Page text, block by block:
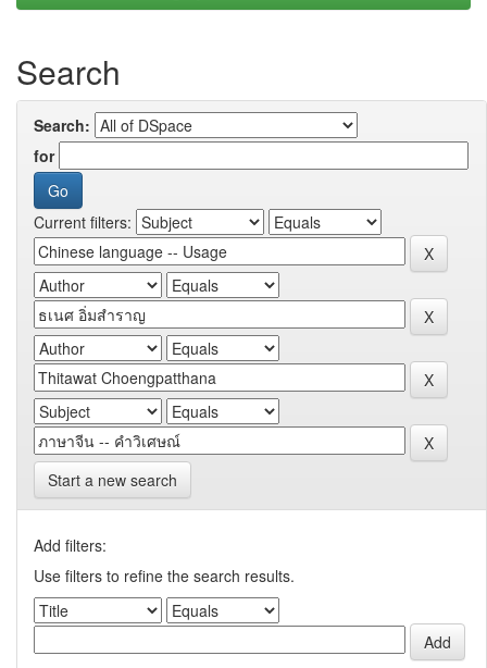
Search
Search:
for
Current filters:
Start a new search
Add filters:
Use filters to refine the search results.